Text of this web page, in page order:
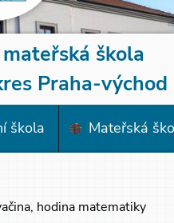
škola
Praha-východ
škola Mateřská
hodina matematiky